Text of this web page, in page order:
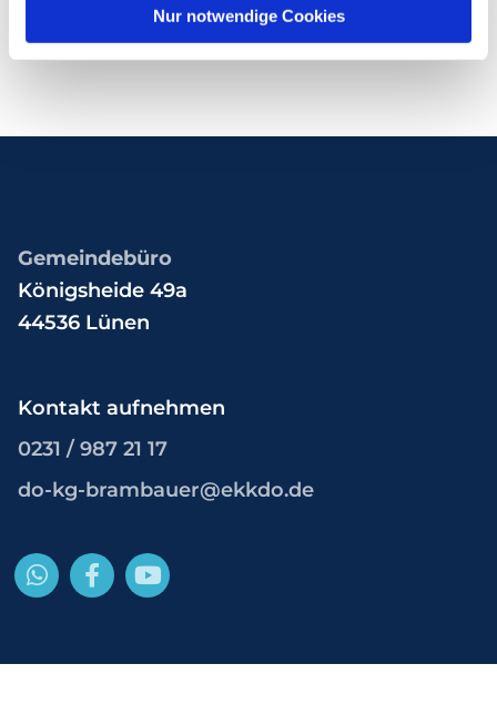
Nur notwendige Cookies
Gemeindebüro
Königsheide 49a
44536 Lünen
Kontakt aufnehmen
0231 / 987 21 17
do-kg-brambauer@ekkdo.de